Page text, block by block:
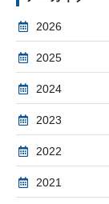
2026
2025
2024
2023
2022
2021